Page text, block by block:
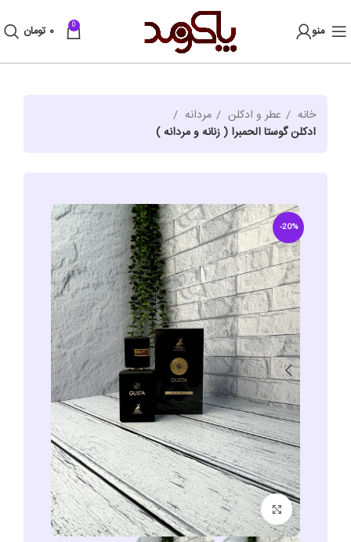
منو 0 ۰ تومان
خانه عطر و ادکلن
مردانه
ادکلن گوستا الحمبرا ( زنانه و مردانه )
-20%
برای بزرگنمایی کلیک کنید